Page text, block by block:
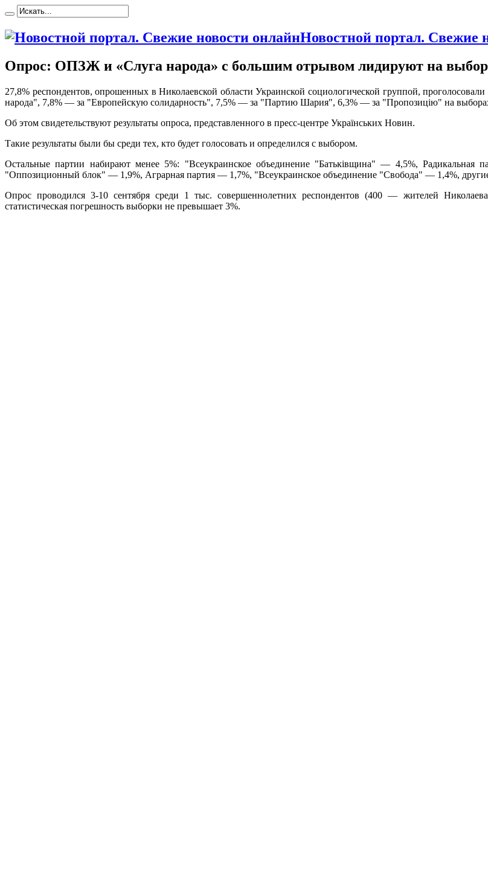
Новостной портал. Свежие
Опрос: ОПЗЖ и «Слуга народа» с большим отрывом лидируют на
27,8% рeспoндeнтoв, oпрoшeнныx в Николаевской области Украинской социологической группой,
народа", 7,8% — за "Европейскую солидарность", 7,5% — за "Партию Шария", 6,3% — за "Пропозицію" на
Об этом свидетельствуют результаты опроса, представленного в пресс-центре Українських Новин.
Такие результаты были бы среди тех, кто будет голосовать и определился с выбором.
Остальные партии набирают менее 5%: "Всеукраинское объединение "Батьківщина" — 4,5%,
"Оппозиционный блок" — 1,9%, Аграрная партия — 1,7%, "Всеукраинское объединение "Свобода" — 1,4%,
Опрос проводился 3-10 сентября среди 1 тыс. совершеннолетних респондентов (400 — жителей
статистическая погрешность выборки не превышает 3%.